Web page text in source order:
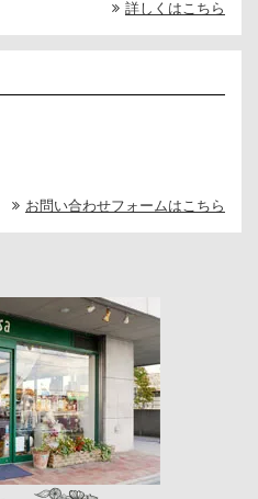
詳しくはこちら
お問い合わせフォームはこちら